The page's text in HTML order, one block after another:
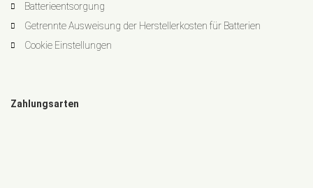
Batterieentsorgung
Getrennte Ausweisung der Herstellerkosten für Batterien
Cookie Einstellungen
Zahlungsarten